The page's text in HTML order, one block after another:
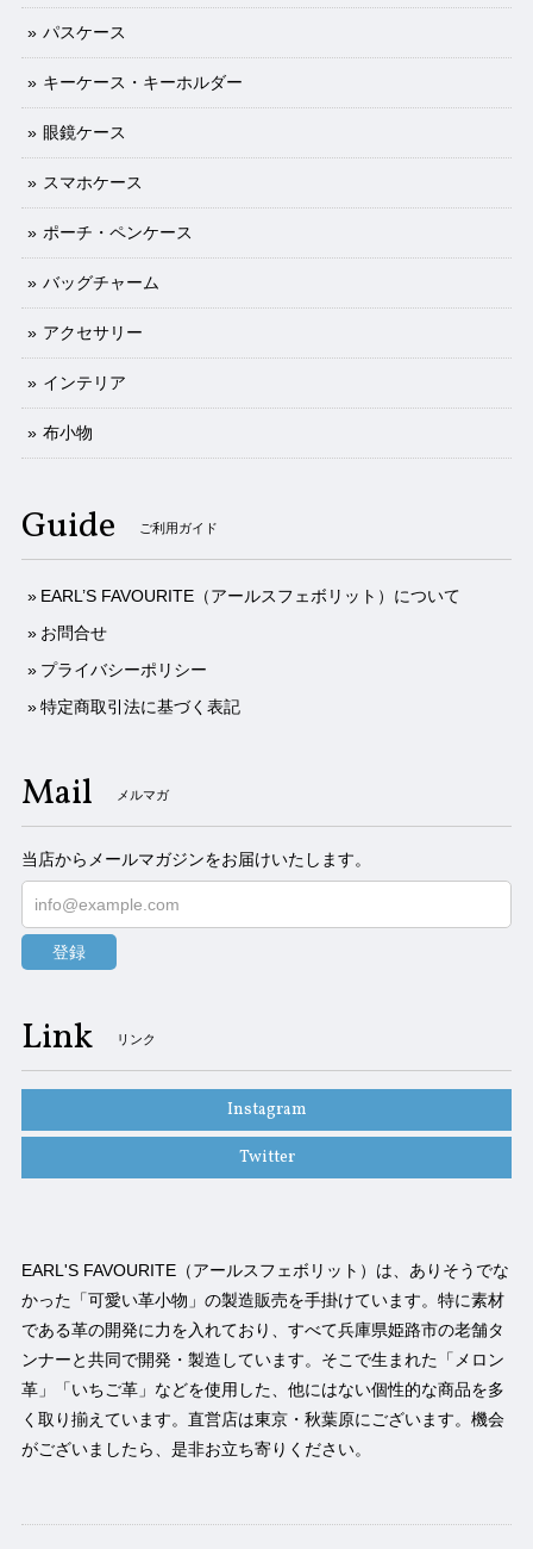
パスケース
キーケース・キーホルダー
眼鏡ケース
スマホケース
ポーチ・ペンケース
バッグチャーム
アクセサリー
インテリア
布小物
Guide ご利用ガイド
EARL’S FAVOURITE（アールスフェボリット）について
お問合せ
プライバシーポリシー
特定商取引法に基づく表記
Mail メルマガ
当店からメールマガジンをお届けいたします。
登録
Link リンク
Instagram
Twitter
EARL'S FAVOURITE（アールスフェボリット）は、ありそうでな
かった「可愛い革小物」の製造販売を手掛けています。特に素材
である革の開発に力を入れており、すべて兵庫県姫路市の老舗タ
ンナーと共同で開発・製造しています。そこで生まれた「メロン
革」「いちご革」などを使用した、他にはない個性的な商品を多
く取り揃えています。直営店は東京・秋葉原にございます。機会
がございましたら、是非お立ち寄りください。